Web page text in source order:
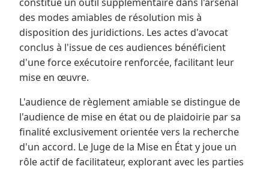
des modes amiables de résolution mis à
disposition des juridictions. Les actes d'avocat
conclus à l'issue de ces audiences bénéficient
d'une force exécutoire renforcée, facilitant leur
mise en œuvre.
L'audience de règlement amiable se distingue de
l'audience de mise en état ou de plaidoirie par sa
finalité exclusivement orientée vers la recherche
d'un accord. Le Juge de la Mise en État y joue un
rôle actif de facilitateur, explorant avec les parties